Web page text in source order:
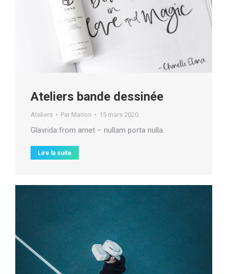
Ateliers bande dessinée
Ateliers Par Marion 15 mars 2020
Glavrida from amet – nullam porta nulla.
Lire la suite